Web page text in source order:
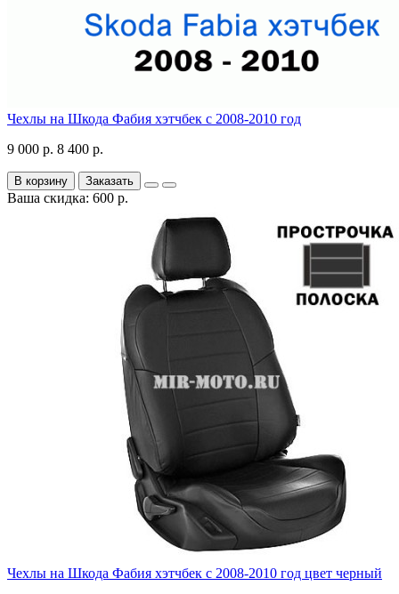
Чехлы на Шкода Фабия хэтчбек с 2008-2010 год
9 000 р. 8 400 р.
В корзину Заказать
Ваша скидка: 600 р.
Чехлы на Шкода Фабия хэтчбек с 2008-2010 год цвет черный